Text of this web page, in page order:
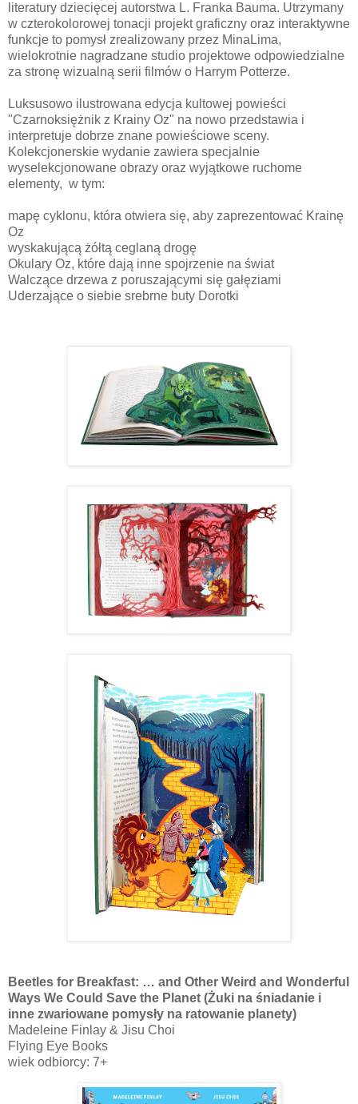
literatury dziecięcej autorstwa L. Franka Bauma. Utrzymany
w czterokolorowej tonacji projekt graficzny oraz interaktywne
funkcje to pomysł zrealizowany przez MinaLima,
wielokrotnie nagradzane studio projektowe odpowiedzialne
za stronę wizualną serii filmów o Harrym Potterze.
Luksusowo ilustrowana edycja kultowej powieści
"Czarnoksiężnik z Krainy Oz" na nowo przedstawia i
interpretuje dobrze znane powieściowe sceny.
Kolekcjonerskie wydanie zawiera specjalnie
wyselekcjonowane obrazy oraz wyjątkowe ruchome
elementy, w tym:
mapę cyklonu, która otwiera się, aby zaprezentować Krainę
Oz
wyskakującą żółtą ceglaną drogę
Okulary Oz, które dają inne spojrzenie na świat
Walczące drzewa z poruszającymi się gałęziami
Uderzające o siebie srebrne buty Dorotki
Beetles for Breakfast: … and Other Weird and Wonderful
Ways We Could Save the Planet (Żuki na śniadanie i
inne zwariowane pomysły na ratowanie planety)
Madeleine Finlay & Jisu Choi
Flying Eye Books
wiek odbiorcy: 7+